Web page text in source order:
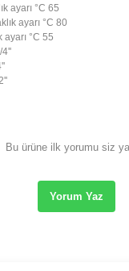
ayarı °C 65
ayarı °C 80
ayarı °C 55
4''
Bu ürüne ilk yorumu siz
Yorum Yaz